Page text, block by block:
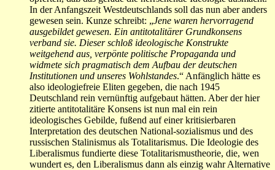
In der Anfangszeit Westdeutschlands soll das nun aber anders
gewesen sein. Kunze schreibt: „Jene waren hervorragend
ausgebildet gewesen. Ein antitotalitärer Grundkonsens
verband sie. Dieser schloß ideologische Konstrukte
weitgehend aus, verpönte politische Propaganda und
widmete sich pragmatisch dem Aufbau der deutschen
Institutionen und unseres Wohlstandes.“ Anfänglich hätte es
also ideologiefreie Eliten gegeben, die nach 1945
Deutschland rein vernünftig aufgebaut hätten. Aber der hier
zitierte antitotalitäre Konsens ist nun mal ein rein
ideologisches Gebilde, fußend auf einer kritisierbaren
Interpretation des deutschen National-sozialismus und des
russischen Stalinismus als Totalitarismus. Die Ideologie des
Liberalismus fundierte diese Totalitarismustheorie, die, wen
wundert es, den Liberalismus dann als einzig wahr Alternative